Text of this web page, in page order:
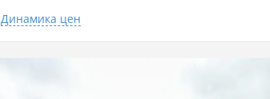
Динамика цен